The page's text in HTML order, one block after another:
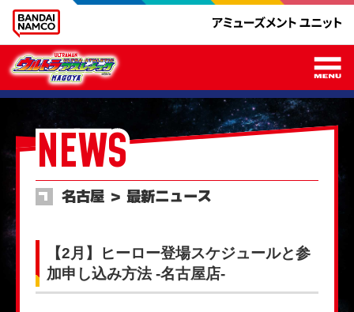
NEWS
名古屋 ＞ 最新ニュース
【2月】ヒーロー登場スケジュールと参
加申し込み方法 -名古屋店-